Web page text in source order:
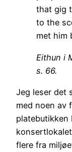
that gig
to the
met him
Eithun i
s. 66.
Jeg leser det
med noen av
platebutikken
flere fra